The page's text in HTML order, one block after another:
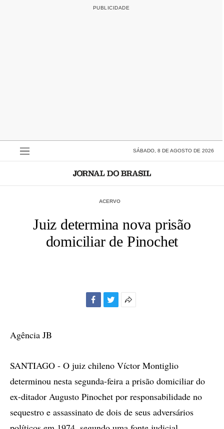
SÁBADO, 8 DE AGOSTO DE 2026
ACERVO
Juiz determina nova prisão
domiciliar de Pinochet
Agência JB
SANTIAGO - O juiz chileno Víctor Montiglio
determinou nesta segunda-feira a prisão domiciliar do
ex-ditador Augusto Pinochet por responsabilidade no
sequestro e assassinato de dois de seus adversários